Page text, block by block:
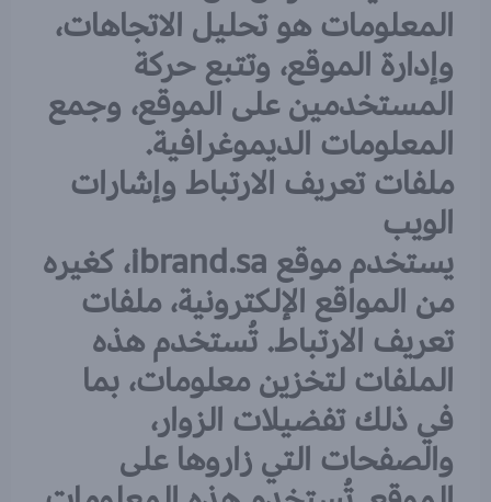
المعلومات هو تحليل الاتجاهات،
وإدارة الموقع، وتتبع حركة
المستخدمين على الموقع، وجمع
المعلومات الديموغرافية.
ملفات تعريف الارتباط وإشارات
الويب
يستخدم موقع ibrand.sa، كغيره
من المواقع الإلكترونية، ملفات
تعريف الارتباط. تُستخدم هذه
الملفات لتخزين معلومات، بما
في ذلك تفضيلات الزوار،
والصفحات التي زاروها على